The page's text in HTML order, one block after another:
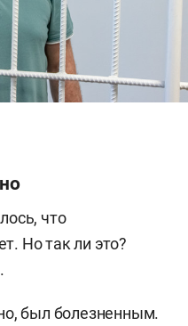
что
Но так ли это?
был болезненным.